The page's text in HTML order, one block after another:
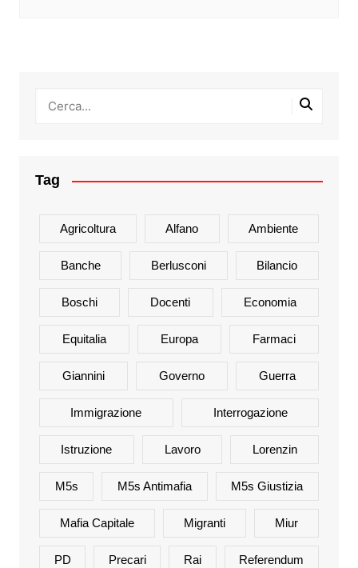
Tag
Agricoltura Alfano Ambiente
Banche Berlusconi Bilancio
Boschi Docenti Economia
Equitalia Europa Farmaci
Giannini Governo Guerra
Immigrazione Interrogazione
Istruzione Lavoro Lorenzin
M5s M5s Antimafia M5s Giustizia
Mafia Capitale Migranti Miur
PD Precari Rai Referendum